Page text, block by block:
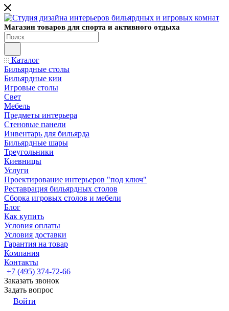
Магазин товаров для спорта и активного отдыха
Каталог
Бильярдные столы
Бильярдные кии
Игровые столы
Свет
Мебель
Предметы интерьера
Стеновые панели
Инвентарь для бильярда
Бильярдные шары
Треугольники
Киевницы
Услуги
Проектирование интерьеров "под ключ"
Реставрация бильярдных столов
Сборка игровых столов и мебели
Блог
Как купить
Условия оплаты
Условия доставки
Гарантия на товар
Компания
Контакты
+7 (495) 374-72-66
Заказать звонок
Задать вопрос
Войти